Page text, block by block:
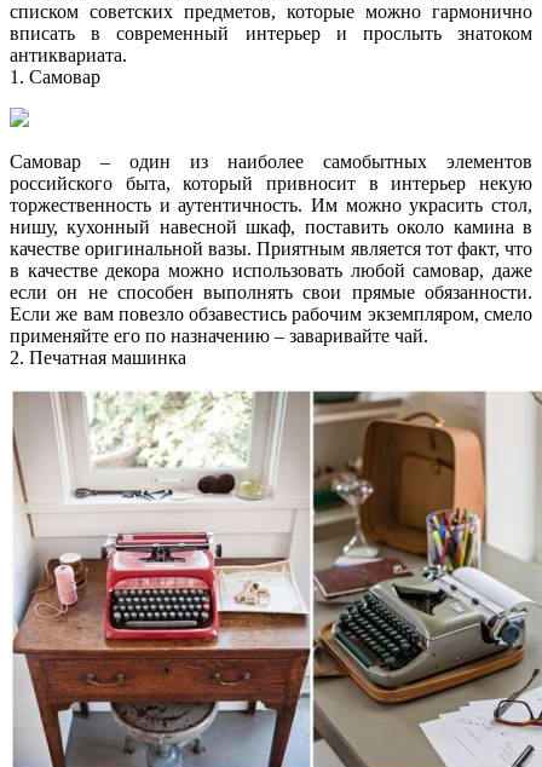
списком советских предметов, которые можно гармонично
вписать в современный интерьер и прослыть знатоком
антиквариата.
1. Самовар
Самовар – один из наиболее самобытных элементов
российского быта, который привносит в интерьер некую
торжественность и аутентичность. Им можно украсить стол,
нишу, кухонный навесной шкаф, поставить около камина в
качестве оригинальной вазы. Приятным является тот факт, что
в качестве декора можно использовать любой самовар, даже
если он не способен выполнять свои прямые обязанности.
Если же вам повезло обзавестись рабочим экземпляром, смело
применяйте его по назначению – заваривайте чай.
2. Печатная машинка